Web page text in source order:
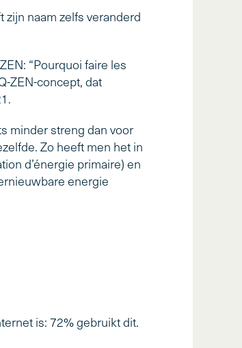
naam zelfs veranderd
“Pourquoi faire les
ZEN-concept, dat
minder streng dan voor
Zo heeft men het in
d’énergie primaire) en
energie
is: 72% gebruikt dit.